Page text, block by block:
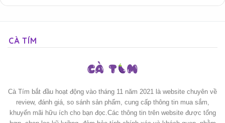
CÀ TÍM
Cà Tím bắt đầu hoạt động vào tháng 11 năm 2021 là website chuyên về
review, đánh giá, so sánh sản phẩm, cung cấp thông tin mua sắm,
khuyến mãi hữu ích cho bạn đọc.Các thông tin trên website được tổng